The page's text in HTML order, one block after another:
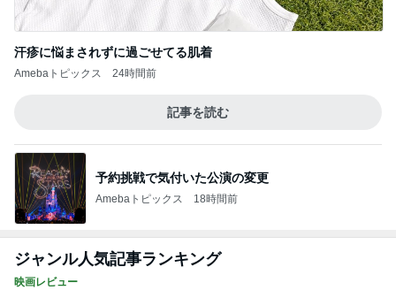
汗疹に悩まされずに過ごせてる肌着
Amebaトピックス 24時間前
記事を読む
予約挑戦で気付いた公演の変更
Amebaトピックス 18時間前
ジャンル人気記事ランキング
映画レビュー